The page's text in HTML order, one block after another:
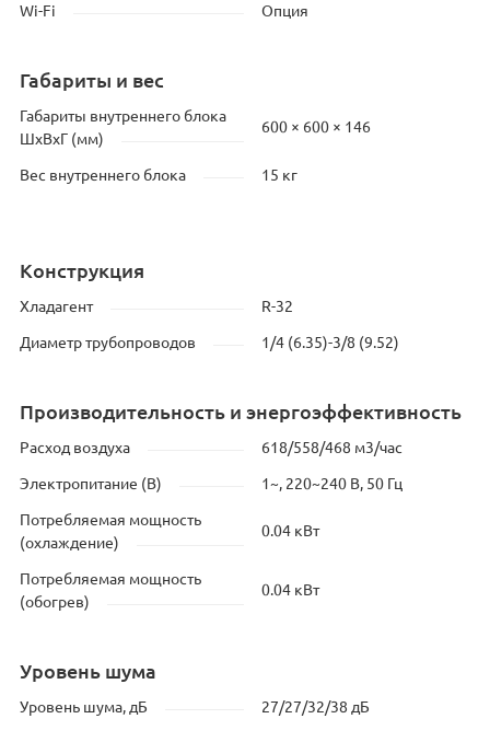
Wi-Fi Опция
Габариты и вес
Габариты внутреннего блока
ШхВхГ (мм)
600 × 600 × 146
Вес внутреннего блока 15 кг
Конструкция
Хладагент R-32
Диаметр трубопроводов 1/4 (6.35)-3/8 (9.52)
Производительность и энергоэффективность
Расход воздуха 618/558/468 м3/час
Электропитание (В) 1~, 220~240 В, 50 Гц
Потребляемая мощность
(охлаждение)
0.04 кВт
Потребляемая мощность
(обогрев)
0.04 кВт
Уровень шума
Уровень шума, дБ 27/27/32/38 дБ